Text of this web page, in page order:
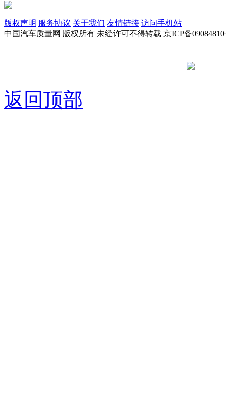
版权声明 服务协议 关于我们 友情链接 访问手机站
中国汽车质量网 版权所有 未经许可不得转载 京ICP备09084810
返回顶部